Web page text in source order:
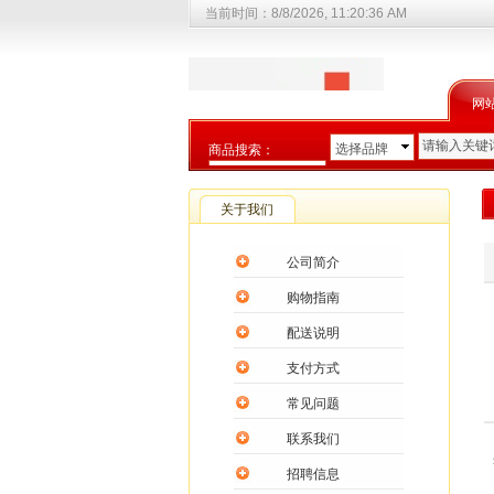
网
当前时间： 8/8/2026, 11:20:36 AM
商品搜索：
选择商品分类
选择品牌
关于我们
公司简介
购物指南
配送说明
支付方式
常见问题
联系我们
招聘信息